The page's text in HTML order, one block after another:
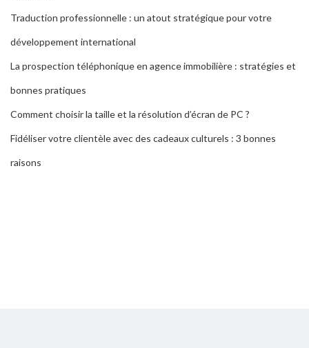
Traduction professionnelle : un atout stratégique pour votre
développement international
La prospection téléphonique en agence immobilière : stratégies et
bonnes pratiques
Comment choisir la taille et la résolution d’écran de PC ?
Fidéliser votre clientèle avec des cadeaux culturels : 3 bonnes
raisons